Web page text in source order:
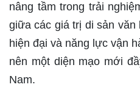
nâng tầm trong trải
giữa các giá trị di sản
hiện đại và năng lực vận
nên một diện mạo mới
Nam.